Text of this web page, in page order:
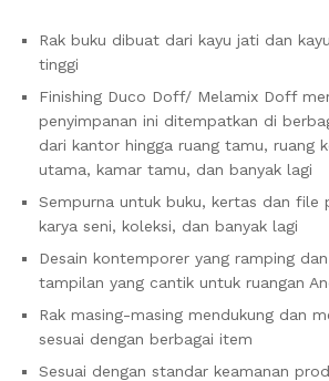
Rak buku dibuat dari kayu jati dan
tinggi
Finishing Duco Doff/ Melamix Doff
penyimpanan ini ditempatkan di
dari kantor hingga ruang tamu, ruang
utama, kamar tamu, dan banyak lagi
Sempurna untuk buku, kertas dan file
karya seni, koleksi, dan banyak lagi
Desain kontemporer yang ramping
tampilan yang cantik untuk ruangan
Rak masing-masing mendukung dan
sesuai dengan berbagai item
Sesuai dengan standar keamanan